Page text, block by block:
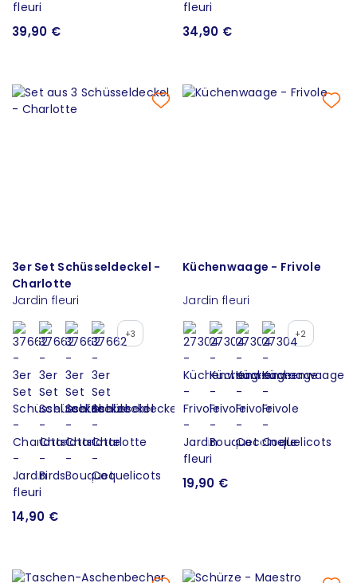
39,90 € 34,90 €
3er Set Schüsseldeckel -
Charlotte
Jardin fleuri
+3
14,90 €
Küchenwaage - Frivole
Jardin fleuri
+2
19,90 €